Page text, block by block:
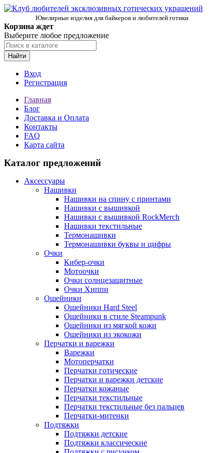
Ювелирные изделия для байкеров и любителей готики
Корзина ждет
Выберите любое предложение
Найти
Вход
Регистрация
Главная
Блог
Доставка и Оплата
Контакты
FAQ
Карта сайта
Каталог предложений
Аксессуары
Нашивки
Нашивки на спину с принтами
Нашивки с вышивкой
Нашивки с вышивкой RockMerch
Нашивки текстильные
Термонашивки
Термонашивки буквы и цифры
Очки
Кибер-очки
Мотоочки
Очки солнцезащитные
Очки Хиппи
Ошейники
Ошейники Hard Steel
Ошейники в стиле Steampunk
Ошейники из мягкой кожи
Ошейники из экокожи
Перчатки и варежки
Варежки
Мотоперчатки
Перчатки готические
Перчатки и варежки детские
Перчатки кожаные
Перчатки текстильные
Перчатки текстильные без пальцев
Перчатки-митенки
Подтяжки
Подтяжки детские
Подтяжки классические